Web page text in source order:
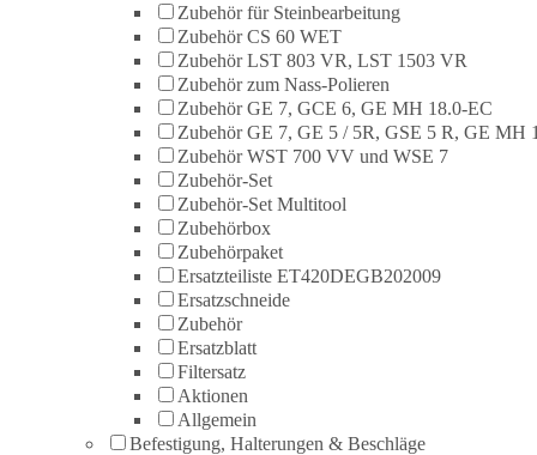
Zubehör für Steinbearbeitung
Zubehör CS 60 WET
Zubehör LST 803 VR, LST 1503 VR
Zubehör zum Nass-Polieren
Zubehör GE 7, GCE 6, GE MH 18.0-EC
Zubehör GE 7, GE 5 / 5R, GSE 5 R, GE MH
Zubehör WST 700 VV und WSE 7
Zubehör-Set
Zubehör-Set Multitool
Zubehörbox
Zubehörpaket
Ersatzteiliste ET420DEGB202009
Ersatzschneide
Zubehör
Ersatzblatt
Filtersatz
Aktionen
Allgemein
Befestigung, Halterungen & Beschläge